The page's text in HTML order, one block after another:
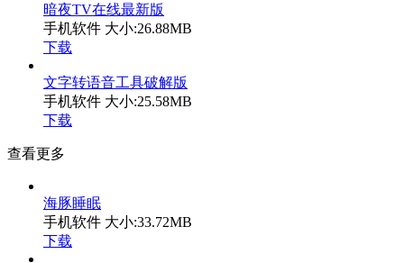
暗夜TV在线最新版
手机软件 大小:26.88MB
下载
文字转语音工具破解版
手机软件 大小:25.58MB
下载
查看更多
海豚睡眠
手机软件 大小:33.72MB
下载